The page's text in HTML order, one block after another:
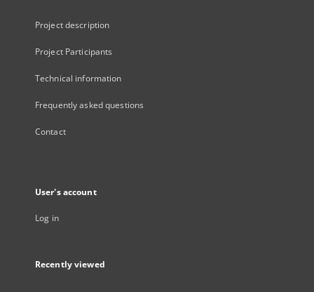
Project description
Project Participants
Technical information
Frequently asked questions
Contact
User's account
Log in
Recently viewed